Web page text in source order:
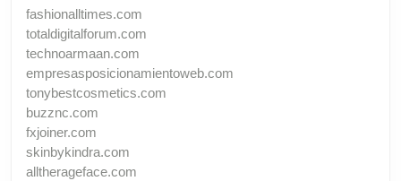
fashionalltimes.com
totaldigitalforum.com
technoarmaan.com
empresasposicionamientoweb.com
tonybestcosmetics.com
buzznc.com
fxjoiner.com
skinbykindra.com
alltherageface.com